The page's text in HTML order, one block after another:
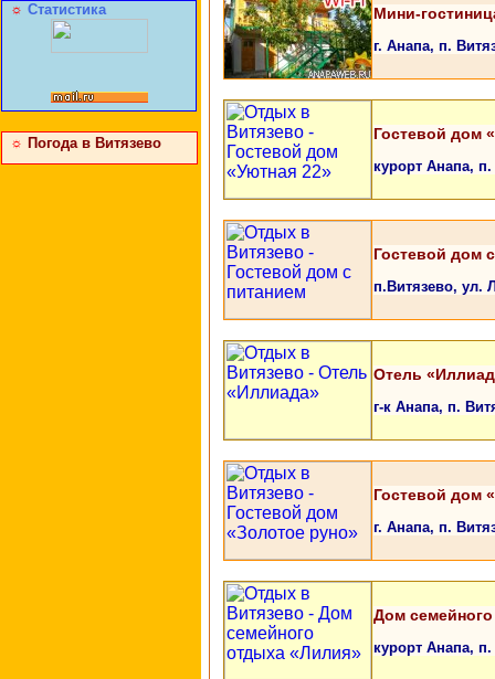
☼ Статистика
☼ Погода в Витязево
Мини-
г. Анапа, п.
Гостевой дом
курорт Анапа,
Гостевой дом
п.Витязево, ул.
Отель
г-к Анапа, п.
Гостевой дом
г. Анапа, п.
Дом
курорт Анапа,